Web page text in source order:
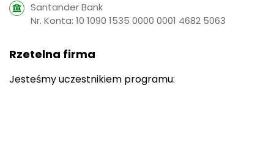
Santander Bank
Nr. Konta: 10 1090 1535 0000 0001 4682 5063
Rzetelna firma
Jesteśmy uczestnikiem programu: